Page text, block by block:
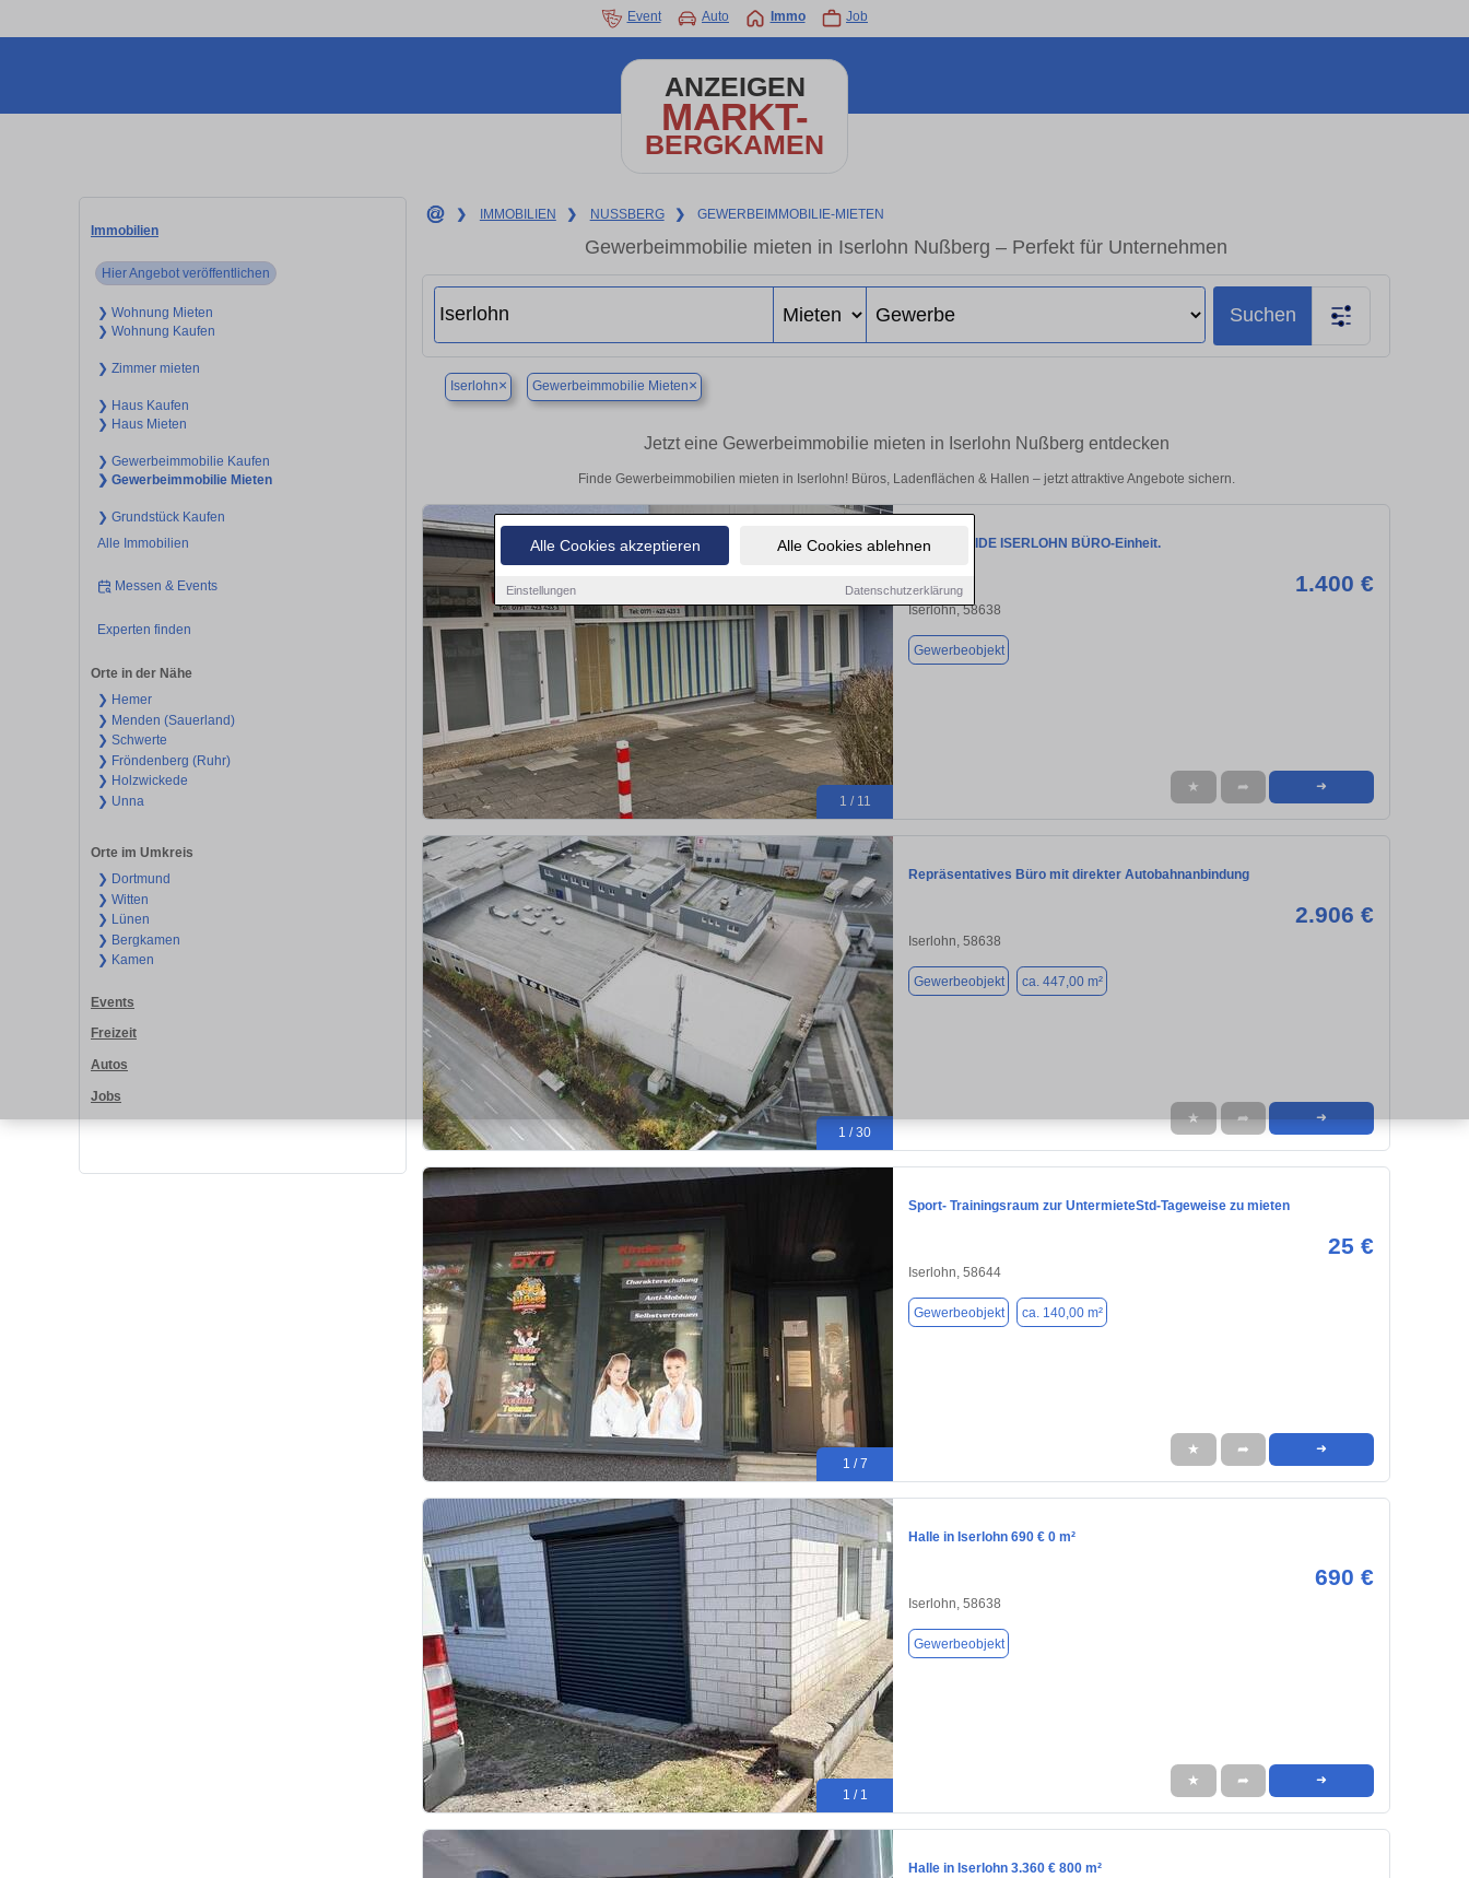
Alle Cookies akzeptieren Alle Cookies ablehnen
Einstellungen Datenschutzerklärung
Event Auto Immo Job
ANZEIGEN
MARKT-
BERGKAMEN
Immobilien
Hier Angebot veröffentlichen
❯ Wohnung Mieten
❯ Wohnung Kaufen
❯ Zimmer mieten
❯ Haus Kaufen
❯ Haus Mieten
❯ Gewerbeimmobilie Kaufen
❯ Gewerbeimmobilie Mieten
❯ Grundstück Kaufen
Alle Immobilien
Messen & Events
Experten finden
Orte in der Nähe
❯ Hemer
❯ Menden (Sauerland)
❯ Schwerte
❯ Fröndenberg (Ruhr)
❯ Holzwickede
❯ Unna
Orte im Umkreis
❯ Dortmund
❯ Witten
❯ Lünen
❯ Bergkamen
❯ Kamen
Events
Freizeit
Autos
Jobs
❯ IMMOBILIEN ❯ NUSSBERG ❯ GEWERBEIMMOBILIE-MIETEN
Gewerbeimmobilie mieten in Iserlohn Nußberg – Perfekt für Unternehmen
Suchen
Iserlohn× Gewerbeimmobilie Mieten×
Jetzt eine Gewerbeimmobilie mieten in Iserlohn Nußberg entdecken
Finde Gewerbeimmobilien mieten in Iserlohn! Büros, Ladenflächen & Hallen – jetzt attraktive Angebote sichern.
1 / 11
BREMSHEIDE ISERLOHN BÜRO-Einheit.
1.400 €
Iserlohn, 58638
Gewerbeobjekt
★ ➦ ➜
1 / 30
Repräsentatives Büro mit direkter Autobahnanbindung
2.906 €
Iserlohn, 58638
Gewerbeobjekt ca. 447,00 m²
★ ➦ ➜
1 / 7
Sport- Trainingsraum zur UntermieteStd-Tageweise zu mieten
25 €
Iserlohn, 58644
Gewerbeobjekt ca. 140,00 m²
★ ➦ ➜
1 / 1
Halle in Iserlohn 690 € 0 m²
690 €
Iserlohn, 58638
Gewerbeobjekt
★ ➦ ➜
Halle in Iserlohn 3.360 € 800 m²